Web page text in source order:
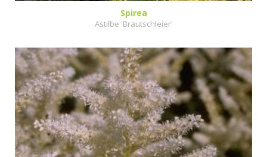
Spirea
Astilbe 'Brautschleier'